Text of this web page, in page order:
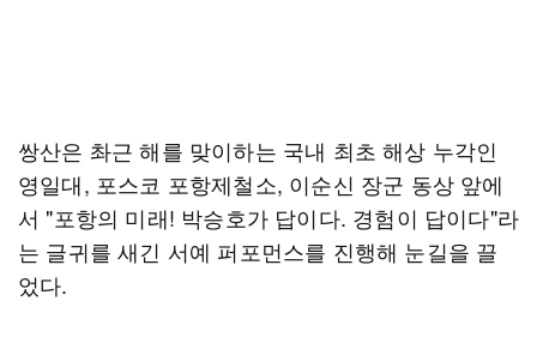
쌍산은 촤근 해를 맞이하는 국내 최초 해상 누각인
영일대, 포스코 포항제철소, 이순신 장군 동상 앞에
서 "포항의 미래! 박승호가 답이다. 경험이 답이다"라
는 글귀를 새긴 서예 퍼포먼스를 진행해 눈길을 끌
었다.